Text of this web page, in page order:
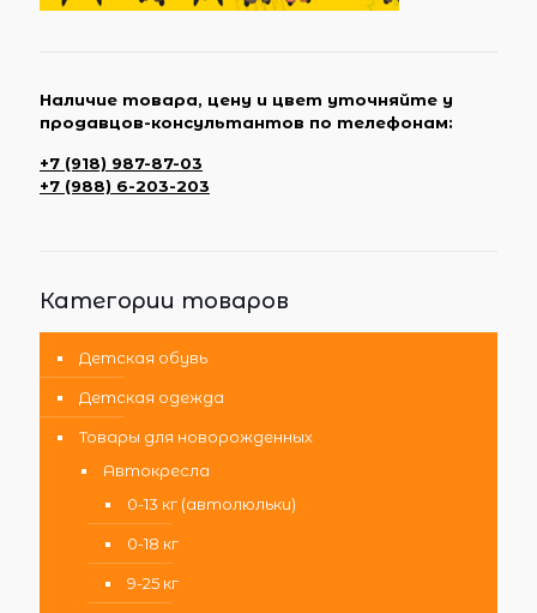
Наличие товара, цену и цвет уточняйте у
продавцов-консультантов по телефонам:
+7 (918) 987-87-03
+7 (988) 6-203-203
Категории товаров
Детская обувь
Детская одежда
Товары для новорожденных
Автокресла
0-13 кг (автолюльки)
0-18 кг
9-25 кг